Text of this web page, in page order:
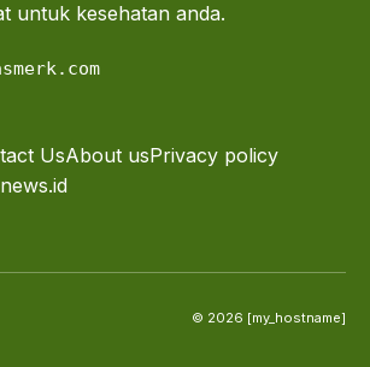
untuk kesehatan anda.
UsAbout usPrivacy policy
© 2026 [my_hostname]